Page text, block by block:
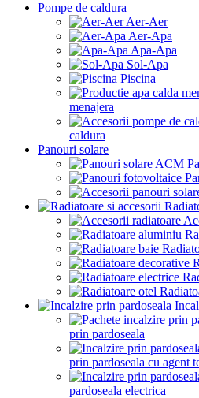
Pompe de caldura
Aer-Aer
Aer-Apa
Apa-Apa
Sol-Apa
Piscina
menajera
caldura
Panouri solare
prin pardoseala
prin pardoseala cu agent
pardoseala electrica